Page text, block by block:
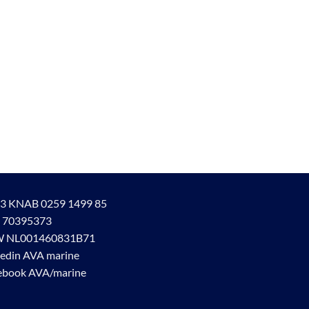
KNAB 0259 1499 85
70395373
NL001460831B71
AVA marine
AVA/marine